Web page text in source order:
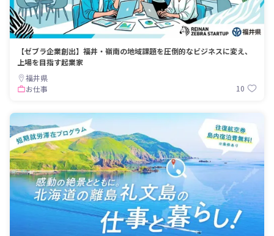
【ゼブラ企業創出】福井・嶺南の地域課題を圧倒的なビジネスに変え、
上場を目指す起業家
福井県
お仕事
10